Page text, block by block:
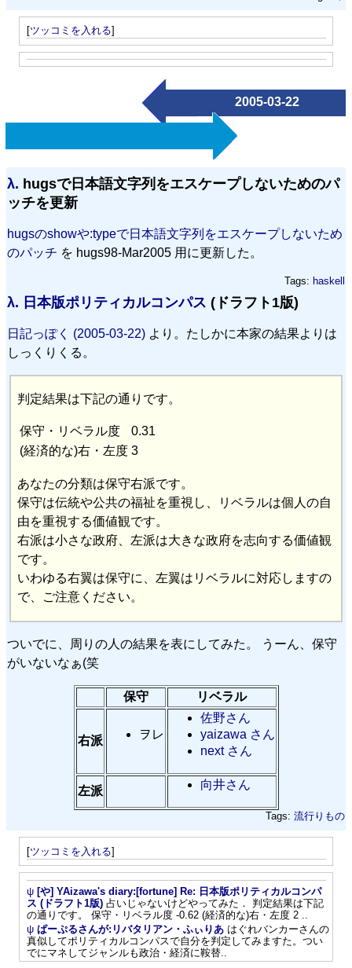
[ツッコミを入れる]
2005-03-22
λ. hugsで日本語文字列をエスケープしないためのパ
ッチを更新
hugsのshowや:typeで日本語文字列をエスケープしないため
のパッチ を hugs98-Mar2005 用に更新した。
Tags: haskell
λ. 日本版ポリティカルコンパス (ドラフト1版)
日記っぽく (2005-03-22) より。たしかに本家の結果よりは
しっくりくる。
判定結果は下記の通りです。
保守・リベラル度
0.31
(経済的な)右・左度 3
あなたの分類は保守右派です。
保守は伝統や公共の福祉を重視し、リベラルは個人の自
由を重視する価値観です。
右派は小さな政府、左派は大きな政府を志向する価値観
です。
いわゆる右翼は保守に、左翼はリベラルに対応しますの
で、ご注意ください。
ついでに、周りの人の結果を表にしてみた。 うーん、保守
がいないなぁ(笑
保守 リベラル
右派 ヲレ
佐野さん
yaizawa さん
next さん
左派 向井さん
Tags: 流行りもの
[ツッコミを入れる]
ψ [や] YAizawa's diary:[fortune] Re: 日本版ポリティカルコンパ
ス (ドラフト1版)占いじゃないけどやってみた． 判定結果は下記
の通りです。 保守・リベラル度 -0.62 (経済的な)右・左度 2 ..
ψ ぱーぷるさんが:リバタリアン・ふぃりあはぐれバンカーさんの
真似してポリティカルコンパスで自分を判定してみますた。つい
でにマネしてジャンルも政治・経済に鞍替..